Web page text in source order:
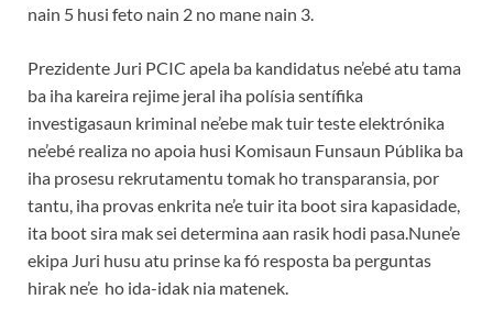
nain 5 husi feto nain 2 no mane nain 3.
Prezidente Juri PCIC apela ba kandidatus ne’ebé atu tama
ba iha kareira rejime jeral iha polísia sentífika
investigasaun kriminal ne’ebe mak tuir teste elektrónika
ne’ebé realiza no apoia husi Komisaun Funsaun Públika ba
iha prosesu rekrutamentu tomak ho transparansia, por
tantu, iha provas enkrita ne’e tuir ita boot sira kapasidade,
ita boot sira mak sei determina aan rasik hodi pasa.Nune’e
ekipa Juri husu atu prinse ka fó resposta ba perguntas
hirak ne’e ho ida-idak nia matenek.